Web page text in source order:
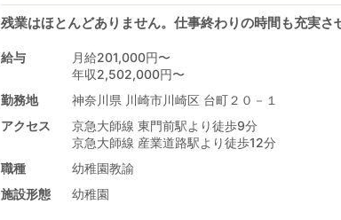
残業はほとんどありません。仕事終わりの時間も充実さ
給与
月給201,000円〜
年収2,502,000円〜
勤務地
神奈川県 川崎市川崎区 台町２０－１
アクセス
京急大師線 東門前駅より徒歩9分
京急大師線 産業道路駅より徒歩12分
職種
幼稚園教諭
施設形態
幼稚園